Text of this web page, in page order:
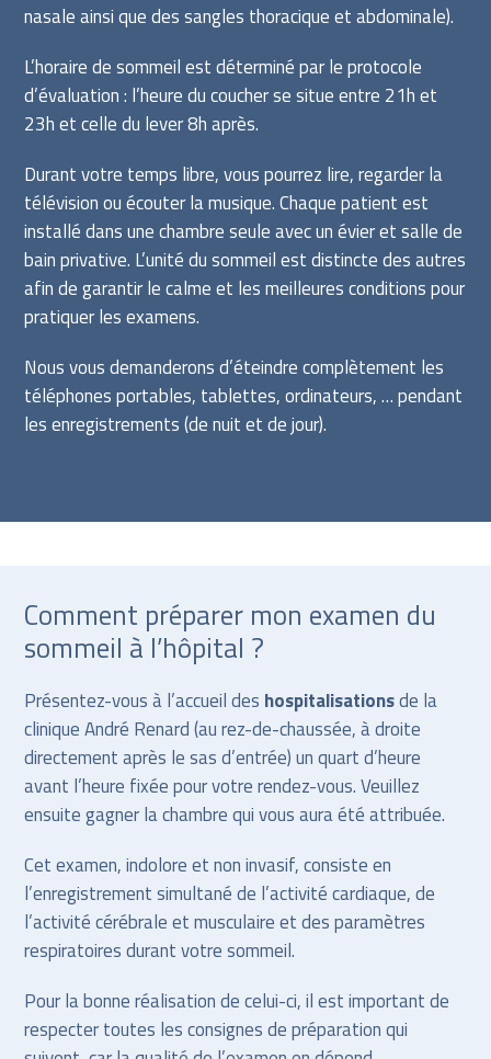
nasale ainsi que des sangles thoracique et abdominale).
L’horaire de sommeil est déterminé par le protocole
d’évaluation : l’heure du coucher se situe entre 21h et
23h et celle du lever 8h après.
Durant votre temps libre, vous pourrez lire, regarder la
télévision ou écouter la musique. Chaque patient est
installé dans une chambre seule avec un évier et salle de
bain privative. L’unité du sommeil est distincte des autres
afin de garantir le calme et les meilleures conditions pour
pratiquer les examens.
Nous vous demanderons d’éteindre complètement les
téléphones portables, tablettes, ordinateurs, … pendant
les enregistrements (de nuit et de jour).
Comment préparer mon examen du
sommeil à l’hôpital ?
Présentez-vous à l’accueil des hospitalisationsde la
clinique André Renard (au rez-de-chaussée, à droite
directement après le sas d’entrée) un quart d’heure
avant l’heure fixée pour votre rendez-vous. Veuillez
ensuite gagner la chambre qui vous aura été attribuée.
Cet examen, indolore et non invasif, consiste en
l’enregistrement simultané de l’activité cardiaque, de
l’activité cérébrale et musculaire et des paramètres
respiratoires durant votre sommeil.
Pour la bonne réalisation de celui-ci, il est important de
respecter toutes les consignes de préparation qui